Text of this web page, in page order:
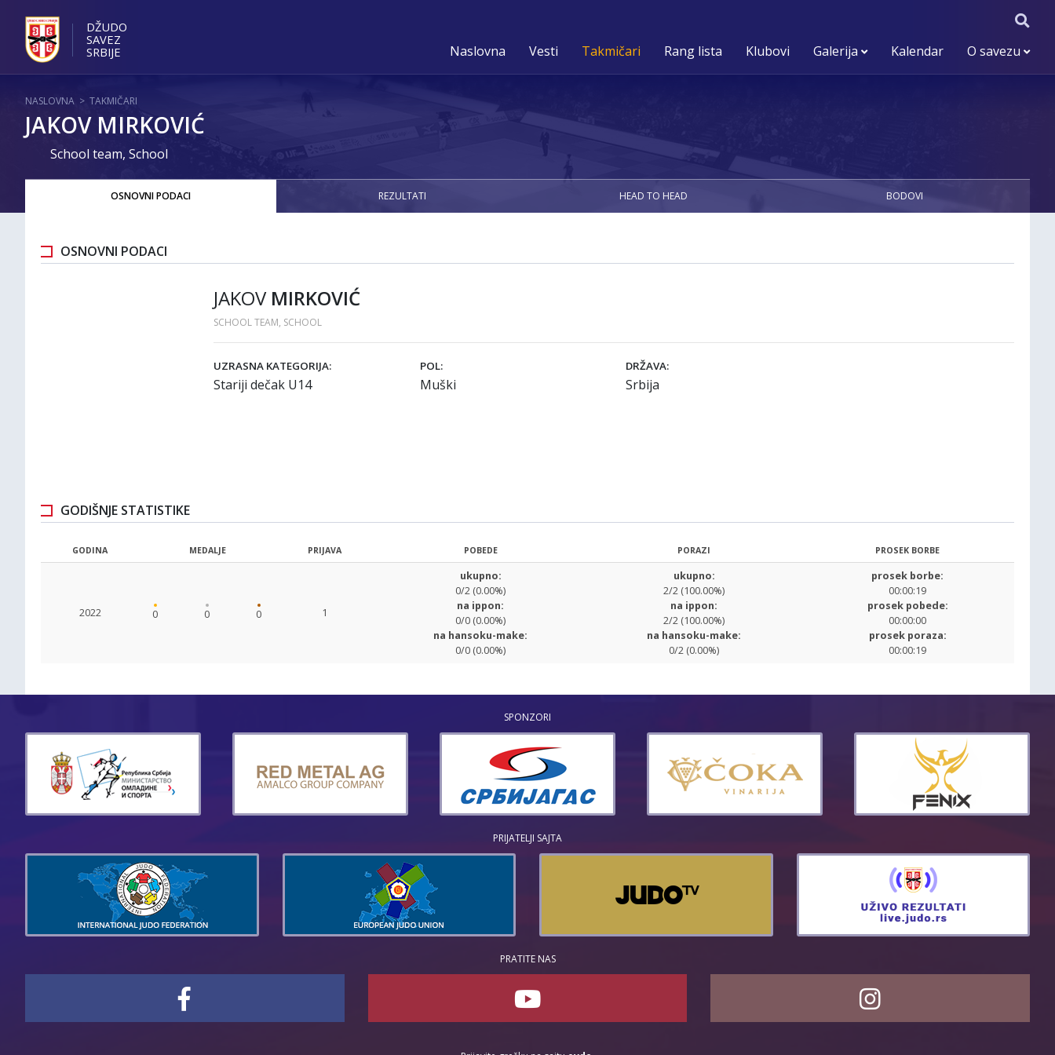
DŽUDO
SAVEZ
SRBIJE
Naslovna Vesti Takmičari Rang lista Klubovi Galerija Kalendar O savezu
NASLOVNA > TAKMIČARI
JAKOV MIRKOVIĆ
School team, School
OSNOVNI PODACI REZULTATI HEAD TO HEAD BODOVI
OSNOVNI PODACI
JAKOV MIRKOVIĆ
SCHOOL TEAM, SCHOOL
UZRASNA KATEGORIJA:
Stariji dečak U14
POL:
Muški
DRŽAVA:
Srbija
GODIŠNJE STATISTIKE
GODINA MEDALJE PRIJAVA POBEDE PORAZI PROSEK BORBE
2022 0 0 0 1
ukupno:
0/2 (0.00%)
na ippon:
0/0 (0.00%)
na hansoku-make:
0/0 (0.00%)
ukupno:
2/2 (100.00%)
na ippon:
2/2 (100.00%)
na hansoku-make:
0/2 (0.00%)
prosek borbe:
00:00:19
prosek pobede:
00:00:00
prosek poraza:
00:00:19
SPONZORI
PRIJATELJI SAJTA
PRATITE NAS